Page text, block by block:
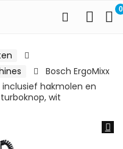
0
Bosch ErgoMixx
inclusief hakmolen en
wit